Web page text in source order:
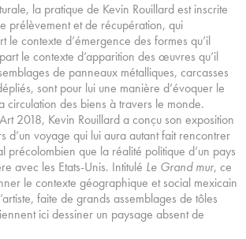
la pratique de Kevin Rouillard est inscrite
prélèvement et de récupération, qui
le contexte d’émergence des formes qu’il
le contexte d’apparition des œuvres qu’il
de panneaux métalliques, carcasses
sont pour lui une manière d’évoquer le
circulation des biens à travers le monde.
2018, Kevin Rouillard a conçu son exposition
d’un voyage qui lui aura autant fait rencontrer
précolombien que la réalité politique d’un pays
avec les Etats-Unis. Intitulé Le Grand mur, ce
le contexte géographique et social mexicain
faite de grands assemblages de tôles
ici dessiner un paysage absent de